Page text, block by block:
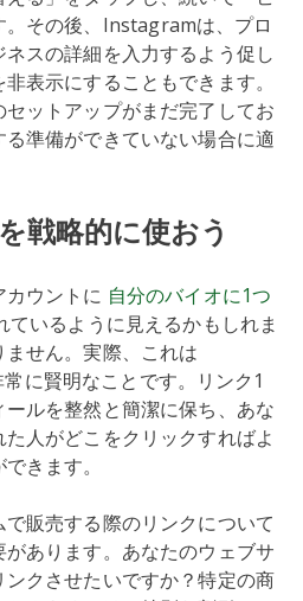
。その後、Instagramは、プロ
スの詳細を入力するよう促し
表示にすることもできます。
ットアップがまだ完了してお
準備ができていない場合に適
戦略的に使おう
ウントに 自分のバイオに1つ
ているように見えるかもしれま
せん。実際、これは
に賢明なことです。リンク1
ルを整然と簡潔に保ち、あな
人がどこをクリックすればよ
きます。
販売する際のリンクについて
あります。あなたのウェブサ
クさせたいですか？特定の商